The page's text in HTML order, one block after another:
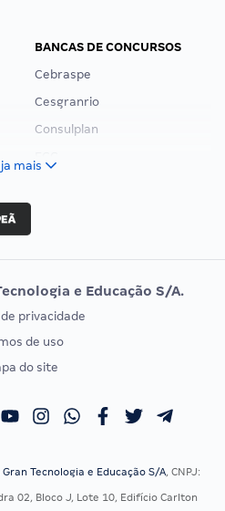
BANCAS DE CONCURSOS
Cebraspe
Cesgranrio
Consulplan
Vunesp
EXAME DE ORDEM
Calendário OAB
mais
e Educação S/A.
privacidade
de uso
do site
Gran Tecnologia e Educação S/A, CNPJ:
02, Bloco J, Lote 10, Edifício Carlton